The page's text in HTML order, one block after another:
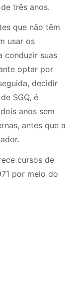
três anos.
que não têm
usar os
conduzir suas
optar por
decidir
SGQ, é
anos sem
antes que a
cursos de
por meio do